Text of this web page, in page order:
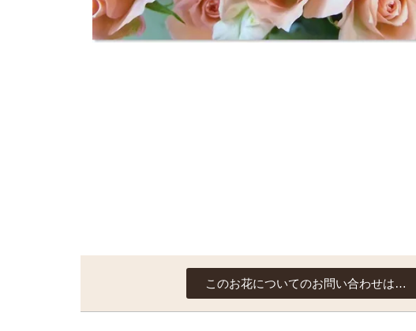
このお花についてのお問い合わせは…